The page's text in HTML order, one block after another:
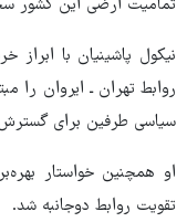
تمامیت ارضی این کشور
نیکول پاشینیان با
روابط تهران ـ ایروان را
سیاسی طرفین برای
او همچنین خواستار
تقویت روابط دوجانبه شد.